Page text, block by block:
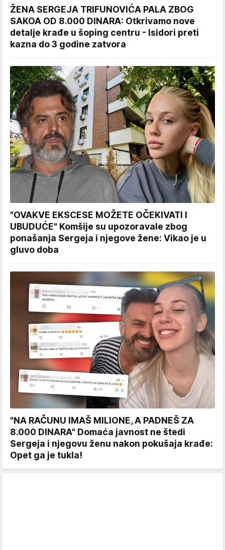
ŽENA SERGEJA TRIFUNOVIĆA PALA ZBOG
SAKOA OD 8.000 DINARA: Otkrivamo nove
detalje krađe u šoping centru - Isidori preti
kazna do 3 godine zatvora
"OVAKVE EKSCESE MOŽETE OČEKIVATI I
UBUDUĆE" Komšije su upozoravale zbog
ponašanja Sergeja i njegove žene: Vikao je u
gluvo doba
"NA RAČUNU IMAŠ MILIONE, A PADNEŠ ZA
8.000 DINARA" Domaća javnost ne štedi
Sergeja i njegovu ženu nakon pokušaja krađe:
Opet ga je tukla!